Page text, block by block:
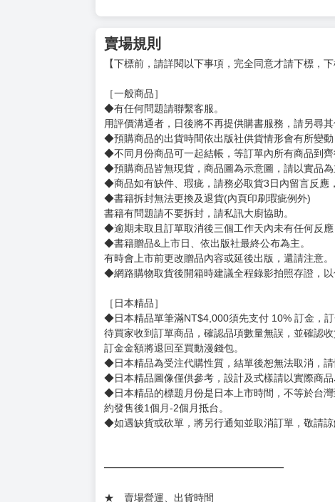
臉書：https://www.facebook.com/fairychess
部落格【學園手札】：fairychess.weebly.com
賣場規則
【下標前，請詳閱以下事項，完全同意才請下標，下
［一般商品］
◆有任何問題請聯繫客服。
用評價溝通者，日後將不再提供購書服務，請另尋
◆不同月份商品可一起結帳，等訂單內所有商品到齊
◆預購商品皆無現貨，商品圖為示意圖，請以實品
◆商品如有缺件、瑕疵，請務必取貨3日內留言反應
◆書籍拆封無法更換及退貨(內頁印刷瑕疵例外)
書籍有問題請不要拆封，請私訊大廚協助。
◆逾期未取且訂單取消後三個工作天內未有任何反
◆書籍贈品&上市日、依出版社最終公布為主。
有時會上市前更改贈品內容或延後出版，還請注意。
◆網路購物取貨後開箱時建議全程錄影拍照存證，以
訂金金額將退回至買動漫錢包。